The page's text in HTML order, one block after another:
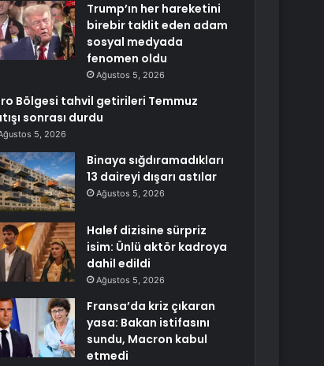
Trump’ın her hareketini
birebir taklit eden adam
sosyal medyada
fenomen oldu
Ağustos 5, 2026
Bölgesi tahvil getirileri Temmuz
sonrası durdu
5, 2026
Binaya sığdıramadıkları
13 daireyi dışarı astılar
Ağustos 5, 2026
Halef dizisine sürpriz
isim: Ünlü aktör kadroya
dahil edildi
Ağustos 5, 2026
Fransa’da kriz çıkaran
yasa: Bakan istifasını
sundu, Macron kabul
etmedi